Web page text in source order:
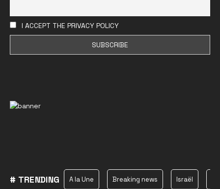
I ACCEPT THE PRIVACY POLICY
# TRENDING A la Une Breaking news Israël